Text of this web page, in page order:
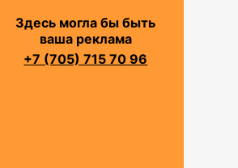
Здесь могла бы быть
ваша реклама
+7 (705) 715 70 96